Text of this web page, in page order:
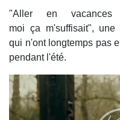
"Aller en
moi ça m'suffisait",
qui n'ont longtemps pas
pendant l'été.